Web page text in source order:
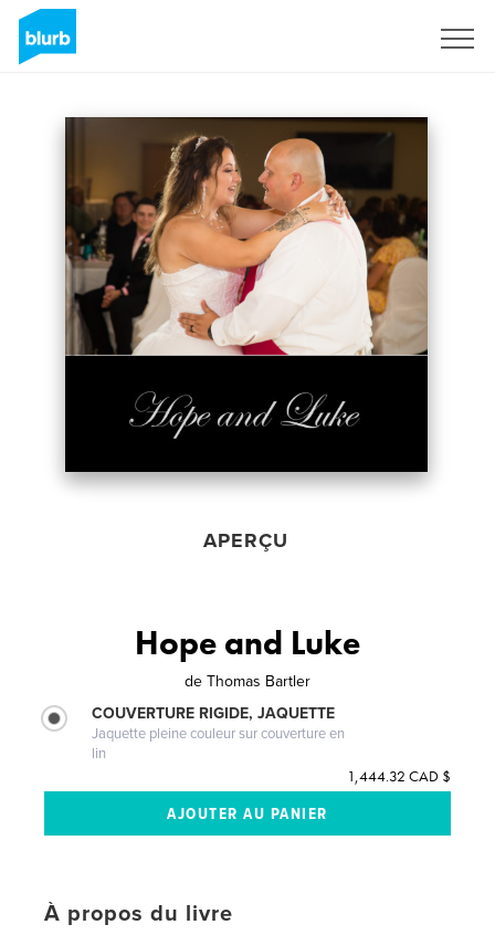
APERÇU
Hope and Luke
de Thomas Bartler
COUVERTURE RIGIDE, JAQUETTE
Jaquette pleine couleur sur couverture en
lin
1,444.32 CAD $
À propos du livre